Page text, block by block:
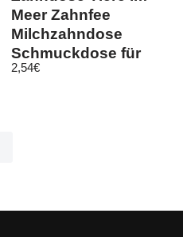
Meer Zahnfee
Milchzahndose
Schmuckdose für
Zähne Ringkästchen
2,54€